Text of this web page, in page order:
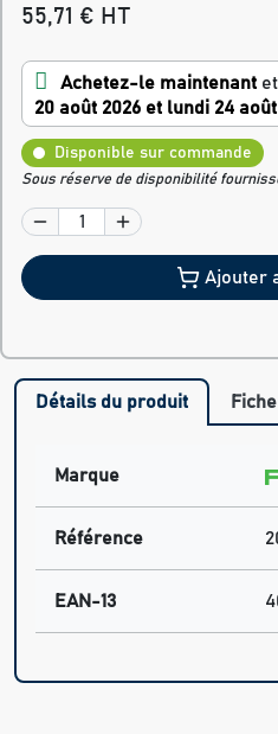
55,71 € HT
Achetez-le maintenant
20 août 2026 et lundi 24
Disponible sur commande
Sous réserve de disponibilité
Ajouter
Détails du produit
Marque
Référence
EAN-13